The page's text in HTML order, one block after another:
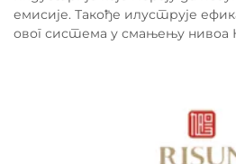
емисије. Такође илуструје
овог система у смањењу нивоа